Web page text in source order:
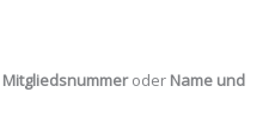
Mitgliedsnummeroder Name und